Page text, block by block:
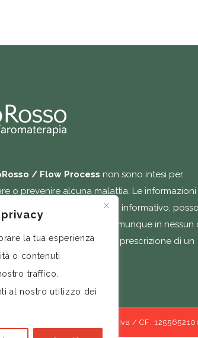
la tua esperienza
o contenuti
traffico.
al nostro utilizzo dei
/ Flow Process non sono intesi per
o prevenire alcuna malattia. Le informazioni
esclusivamente scopo informativo,
in qualsiasi momento, e comunque in nessun
di una diagnosi o la prescrizione di un
da:Flow Process Srl – P. Iva / CF: